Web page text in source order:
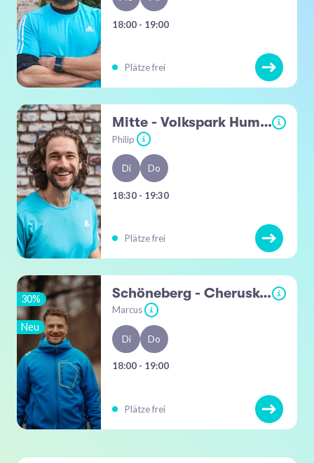
18:00 - 19:00
Plätze frei
Mitte - Volkspark Humboldthain i
Philip i
Di Do
18:30 - 19:30
Plätze frei
30%
Neu
Schöneberg - Cheruskerpark / Südkreuz i
Marcus i
Di Do
18:00 - 19:00
Plätze frei